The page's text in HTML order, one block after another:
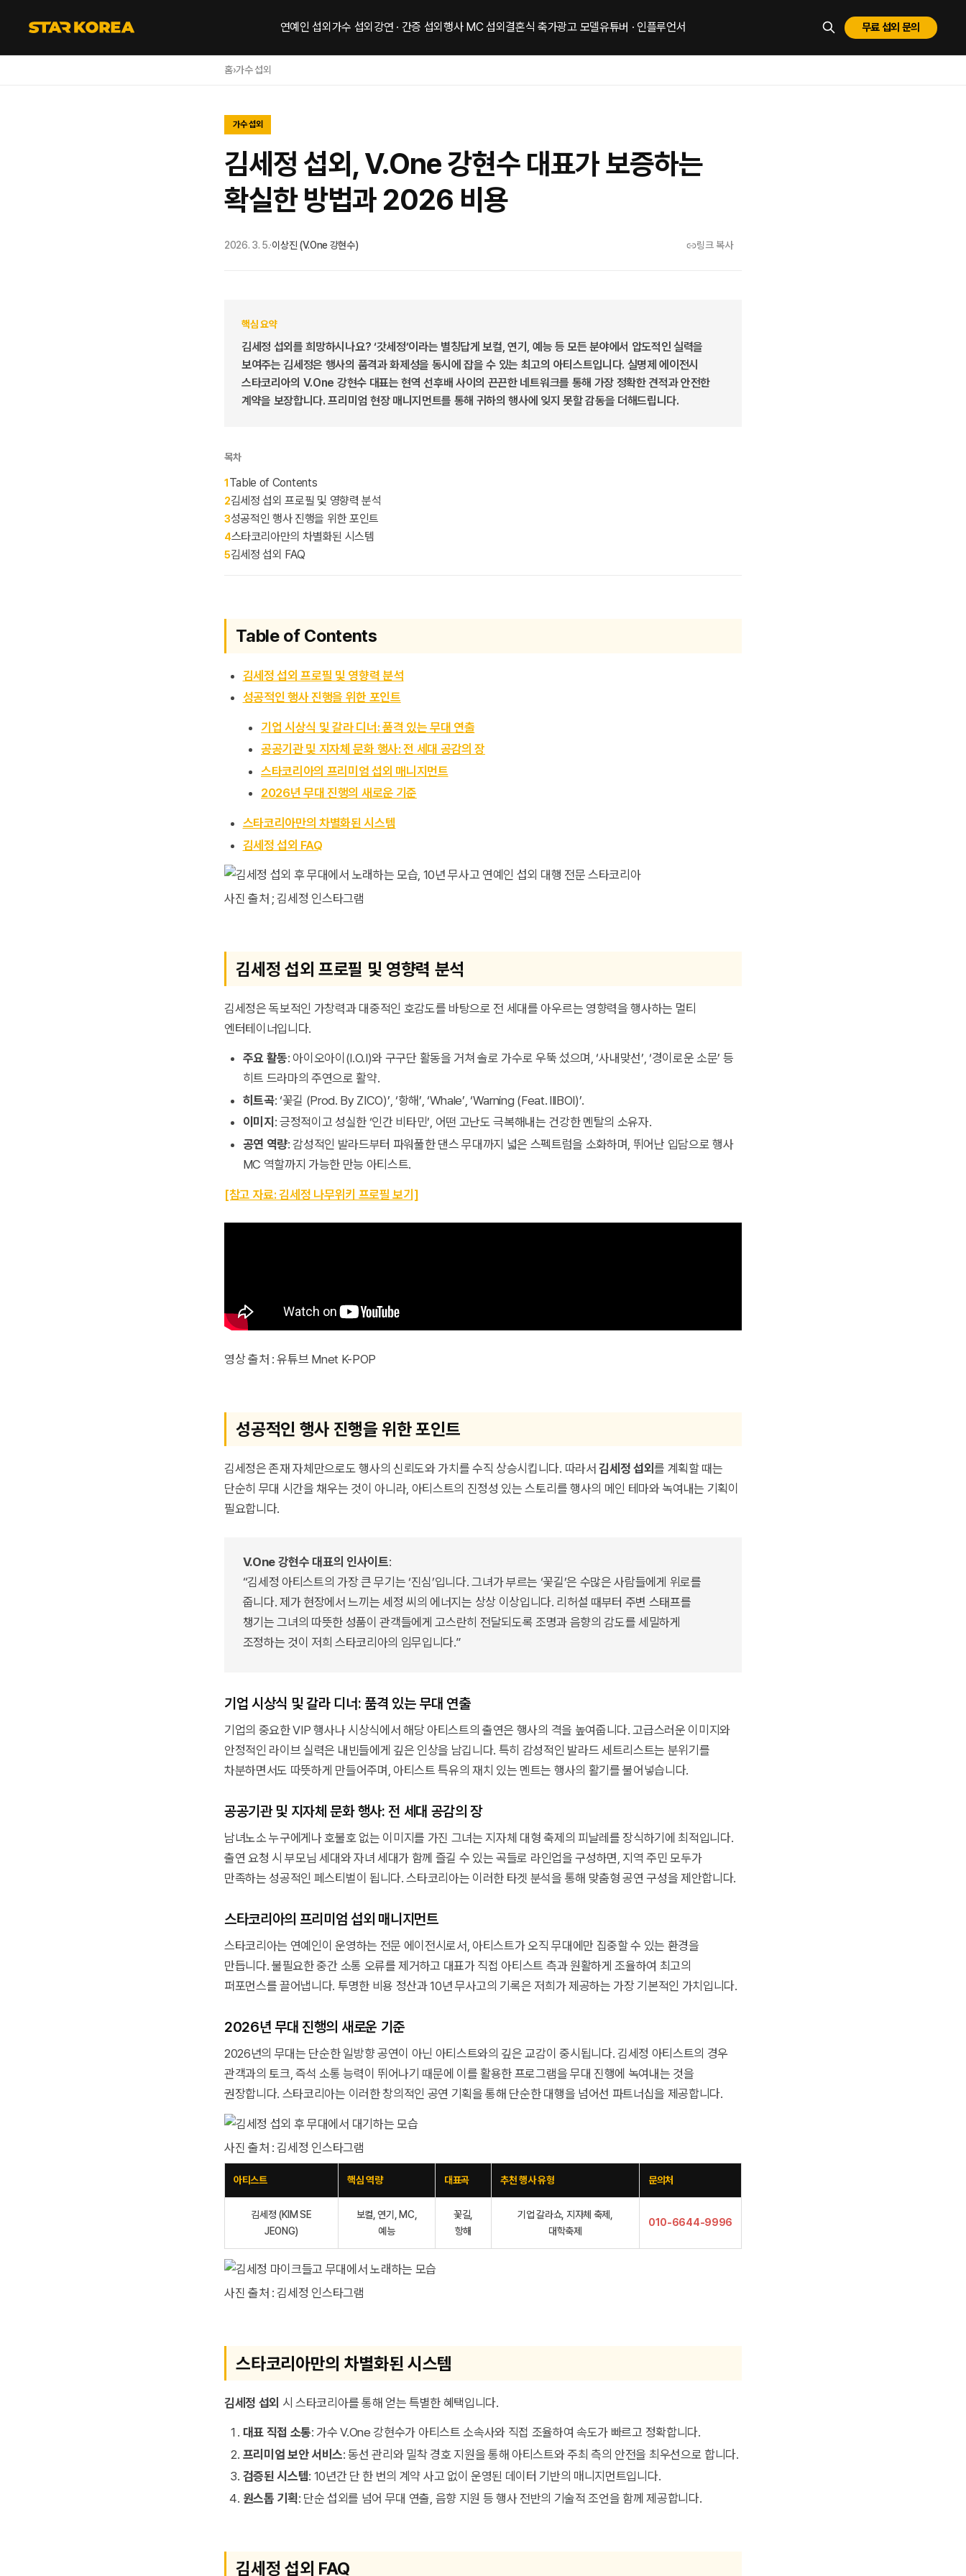
연예인 섭외 가수 섭외 강연 · 간증 섭외 행사 MC 섭외 결혼식 축가광고 모델유튜버 · 인플루언서 무료 섭외 문의
홈›가수 섭외
가수 섭외
김세정 섭외, V.One 강현수 대표가 보증하는
확실한 방법과 2026 비용
2026. 3. 5.·이상진 (V.One 강현수) 링크 복사
핵심 요약
김세정 섭외를 희망하시나요? ‘갓세정’이라는 별칭답게 보컬, 연기, 예능 등 모든 분야에서 압도적인 실력을
보여주는 김세정은 행사의 품격과 화제성을 동시에 잡을 수 있는 최고의 아티스트입니다. 실명제 에이전시
스타코리아의 V.One 강현수 대표는 현역 선후배 사이의 끈끈한 네트워크를 통해 가장 정확한 견적과 안전한
계약을 보장합니다. 프리미엄 현장 매니지먼트를 통해 귀하의 행사에 잊지 못할 감동을 더해드립니다.
목차
1 Table of Contents
2김세정 섭외 프로필 및 영향력 분석
3성공적인 행사 진행을 위한 포인트
4스타코리아만의 차별화된 시스템
5김세정 섭외 FAQ
Table of Contents
김세정 섭외 프로필 및 영향력 분석
성공적인 행사 진행을 위한 포인트
기업 시상식 및 갈라 디너: 품격 있는 무대 연출
공공기관 및 지자체 문화 행사: 전 세대 공감의 장
스타코리아의 프리미엄 섭외 매니지먼트
2026년 무대 진행의 새로운 기준
스타코리아만의 차별화된 시스템
김세정 섭외 FAQ
사진 출처 ; 김세정 인스타그램
김세정 섭외 프로필 및 영향력 분석
김세정은 독보적인 가창력과 대중적인 호감도를 바탕으로 전 세대를 아우르는 영향력을 행사하는 멀티
엔터테이너입니다.
주요 활동: 아이오아이(I.O.I)와 구구단 활동을 거쳐 솔로 가수로 우뚝 섰으며, ‘사내맞선’, ‘경이로운 소문’ 등
히트 드라마의 주연으로 활약.
히트곡: ‘꽃길 (Prod. By ZICO)’, ‘항해’, ‘Whale’, ‘Warning (Feat. lIlBOI)’.
이미지 : 긍정적이고 성실한 ‘인간 비타민’, 어떤 고난도 극복해내는 건강한 멘탈의 소유자.
공연 역량: 감성적인 발라드부터 파워풀한 댄스 무대까지 넓은 스펙트럼을 소화하며, 뛰어난 입담으로 행사
MC 역할까지 가능한 만능 아티스트.
[참고 자료: 김세정 나무위키 프로필 보기]
영상 출처 : 유튜브 Mnet K-POP
성공적인 행사 진행을 위한 포인트
김세정은 존재 자체만으로도 행사의 신뢰도와 가치를 수직 상승시킵니다. 따라서김세정 섭외를 계획할 때는
단순히 무대 시간을 채우는 것이 아니라, 아티스트의 진정성 있는 스토리를 행사의 메인 테마와 녹여내는 기획이
필요합니다.
V.One 강현수 대표의 인사이트:
“김세정 아티스트의 가장 큰 무기는 ‘진심’입니다. 그녀가 부르는 ‘꽃길’은 수많은 사람들에게 위로를
줍니다. 제가 현장에서 느끼는 세정 씨의 에너지는 상상 이상입니다. 리허설 때부터 주변 스태프를
챙기는 그녀의 따뜻한 성품이 관객들에게 고스란히 전달되도록 조명과 음향의 감도를 세밀하게
조정하는 것이 저희 스타코리아의 임무입니다.”
기업 시상식 및 갈라 디너: 품격 있는 무대 연출
기업의 중요한 VIP 행사나 시상식에서 해당 아티스트의 출연은 행사의 격을 높여줍니다. 고급스러운 이미지와
안정적인 라이브 실력은 내빈들에게 깊은 인상을 남깁니다. 특히 감성적인 발라드 세트리스트는 분위기를
차분하면서도 따뜻하게 만들어주며, 아티스트 특유의 재치 있는 멘트는 행사의 활기를 불어넣습니다.
공공기관 및 지자체 문화 행사: 전 세대 공감의 장
남녀노소 누구에게나 호불호 없는 이미지를 가진 그녀는 지자체 대형 축제의 피날레를 장식하기에 최적입니다.
출연 요청 시 부모님 세대와 자녀 세대가 함께 즐길 수 있는 곡들로 라인업을 구성하면, 지역 주민 모두가
만족하는 성공적인 페스티벌이 됩니다. 스타코리아는 이러한 타겟 분석을 통해 맞춤형 공연 구성을 제안합니다.
스타코리아의 프리미엄 섭외 매니지먼트
스타코리아는 연예인이 운영하는 전문 에이전시로서, 아티스트가 오직 무대에만 집중할 수 있는 환경을
만듭니다. 불필요한 중간 소통 오류를 제거하고 대표가 직접 아티스트 측과 원활하게 조율하여 최고의
퍼포먼스를 끌어냅니다. 투명한 비용 정산과 10년 무사고의 기록은 저희가 제공하는 가장 기본적인 가치입니다.
2026년 무대 진행의 새로운 기준
2026년의 무대는 단순한 일방향 공연이 아닌 아티스트와의 깊은 교감이 중시됩니다. 김세정 아티스트의 경우
관객과의 토크, 즉석 소통 능력이 뛰어나기 때문에 이를 활용한 프로그램을 무대 진행에 녹여내는 것을
권장합니다. 스타코리아는 이러한 창의적인 공연 기획을 통해 단순한 대행을 넘어선 파트너십을 제공합니다.
사진 출처 : 김세정 인스타그램
아티스트 핵심 역량 대표곡 추천 행사 유형 문의처
김세정 (KIM SE
JEONG)
보컬, 연기, MC,
예능
꽃길,
항해
기업 갈라쇼, 지자체 축제,
대학축제
010-6644-9996
사진 출처 : 김세정 인스타그램
스타코리아만의 차별화된 시스템
김세정 섭외 시 스타코리아를 통해 얻는 특별한 혜택입니다.
대표 직접 소통: 가수 V.One 강현수가 아티스트 소속사와 직접 조율하여 속도가 빠르고 정확합니다.
프리미엄 보안 서비스: 동선 관리와 밀착 경호 지원을 통해 아티스트와 주최 측의 안전을 최우선으로 합니다.
검증된 시스템: 10년간 단 한 번의 계약 사고 없이 운영된 데이터 기반의 매니지먼트입니다.
원스톱 기획: 단순 섭외를 넘어 무대 연출, 음향 지원 등 행사 전반의 기술적 조언을 함께 제공합니다.
김세정 섭외 FAQ